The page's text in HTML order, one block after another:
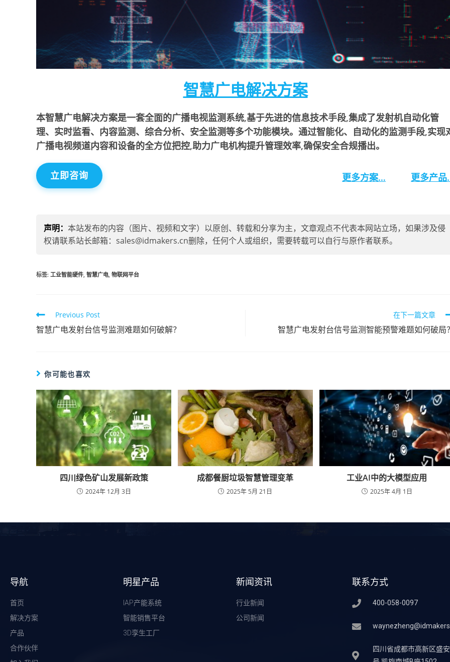
智慧广电解决方案
本智慧广电解决方案是一套全面的广播电视监测系统,基于先进的信息技术手段,集成了发射机自动化管
理、实时监看、内容监测、综合分析、安全监测等多个功能模块。通过智能化、自动化的监测手段,实现
广播电视频道内容和设备的全方位把控,助力广电机构提升管理效率,确保安全合规播出。
立即咨询 更多方案… 更多产
声明： 本站发布的内容（图片、视频和文字）以原创、转载和分享为主，文章观点不代表本网站立场，如果涉及侵
权请联系站长邮箱：sales@idmakers.cn删除，任何个人或组织，需要转载可以自行与原作者联系。
标签: 工业智能硬件, 智慧广电, 物联网平台
Previous Post
智慧广电发射台信号监测难题如何破解？
在下一篇文章
智慧广电发射台信号监测智能预警难题如何破局
你可能也喜欢
四川绿色矿山发展新政策
2024年 12月 3日
成都餐厨垃圾智慧管理变革
2025年 5月 21日
工业AI中的大模型应用
2025年 4月 1日
导航
首页
解决方案
产品
合作伙伴
明星产品
IAP产能系统
智能销售平台
3D孪生工厂
新闻资讯
行业新闻
公司新闻
联系方式
400-058-0097
四川省成都市高新区盛